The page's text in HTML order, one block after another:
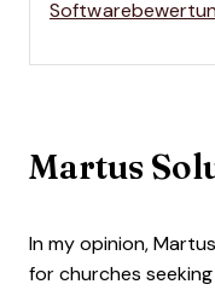
Martus
In my opinion,
for churches